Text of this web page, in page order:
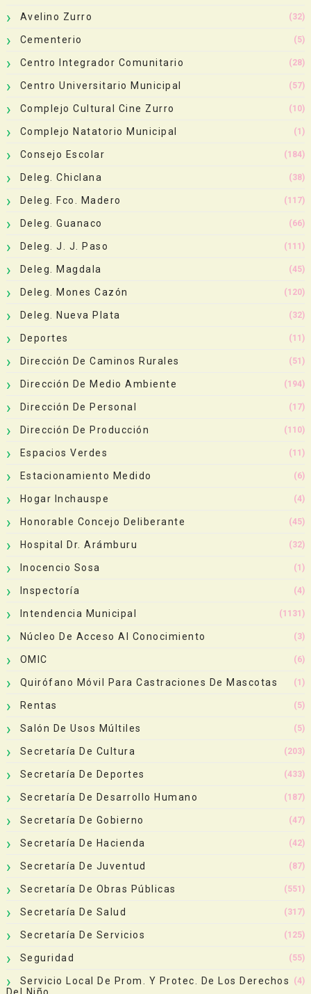
Avelino Zurro (32)
Cementerio (5)
Centro Integrador Comunitario (28)
Centro Universitario Municipal (57)
Complejo Cultural Cine Zurro (10)
Complejo Natatorio Municipal (1)
Consejo Escolar (184)
Deleg. Chiclana (38)
Deleg. Fco. Madero (117)
Deleg. Guanaco (66)
Deleg. J. J. Paso (111)
Deleg. Magdala (45)
Deleg. Mones Cazón (120)
Deleg. Nueva Plata (32)
Deportes (11)
Dirección De Caminos Rurales (51)
Dirección De Medio Ambiente (194)
Dirección De Personal (17)
Dirección De Producción (110)
Espacios Verdes (11)
Estacionamiento Medido (6)
Hogar Inchauspe (4)
Honorable Concejo Deliberante (45)
Hospital Dr. Arámburu (32)
Inocencio Sosa (1)
Inspectoría (4)
Intendencia Municipal (1131)
Núcleo De Acceso Al Conocimiento (3)
OMIC (6)
Quirófano Móvil Para Castraciones De Mascotas (1)
Rentas (5)
Salón De Usos Múltiles (5)
Secretaría De Cultura (203)
Secretaría De Deportes (433)
Secretaría De Desarrollo Humano (187)
Secretaría De Gobierno (47)
Secretaría De Hacienda (42)
Secretaría De Juventud (87)
Secretaría De Obras Públicas (551)
Secretaría De Salud (317)
Secretaría De Servicios (125)
Seguridad (55)
Servicio Local De Prom. Y Protec. De Los Derechos
Del Niño
(4)